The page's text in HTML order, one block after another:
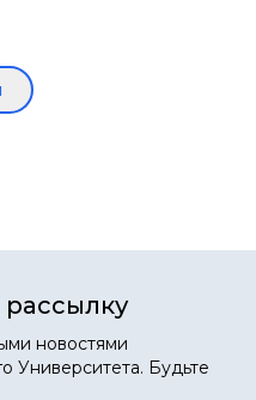
новостями
Университета. Будьте